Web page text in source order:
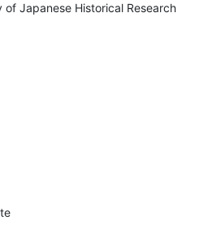
of Japanese Historical Research